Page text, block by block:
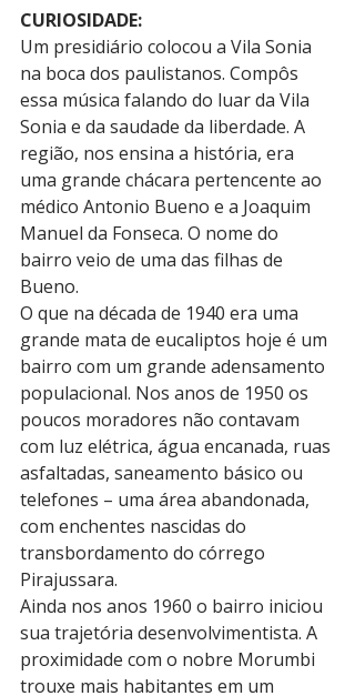
CURIOSIDADE:
Um presidiário colocou a Vila Sonia
na boca dos paulistanos. Compôs
essa música falando do luar da Vila
Sonia e da saudade da liberdade. A
região, nos ensina a história, era
uma grande chácara pertencente ao
médico Antonio Bueno e a Joaquim
Manuel da Fonseca. O nome do
bairro veio de uma das filhas de
Bueno.
O que na década de 1940 era uma
grande mata de eucaliptos hoje é um
bairro com um grande adensamento
populacional. Nos anos de 1950 os
poucos moradores não contavam
com luz elétrica, água encanada, ruas
asfaltadas, saneamento básico ou
telefones – uma área abandonada,
com enchentes nascidas do
transbordamento do córrego
Pirajussara.
Ainda nos anos 1960 o bairro iniciou
sua trajetória desenvolvimentista. A
proximidade com o nobre Morumbi
trouxe mais habitantes em um